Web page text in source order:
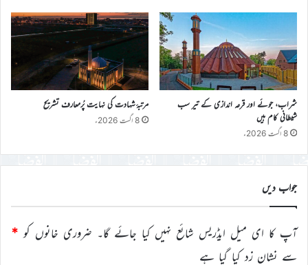
شراب، جوئے اور قرعہ اندازی کے تیر سب
شیطانی کام ہیں
8 اگست 2026ء
مرتبۂ شہادت کی نہایت پُرمعارف تشریح
8 اگست 2026ء
جواب دیں
آپ کا ای میل ایڈریس شائع نہیں کیا جائے گا۔ ضروری خانوں کو *
سے نشان زد کیا گیا ہے